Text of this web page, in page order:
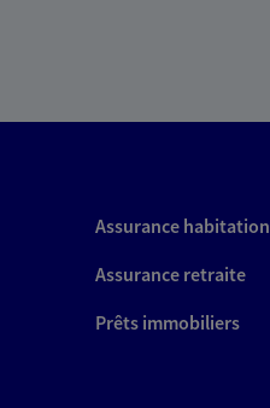
Assurance habitation
Assurance retraite
Prêts immobiliers